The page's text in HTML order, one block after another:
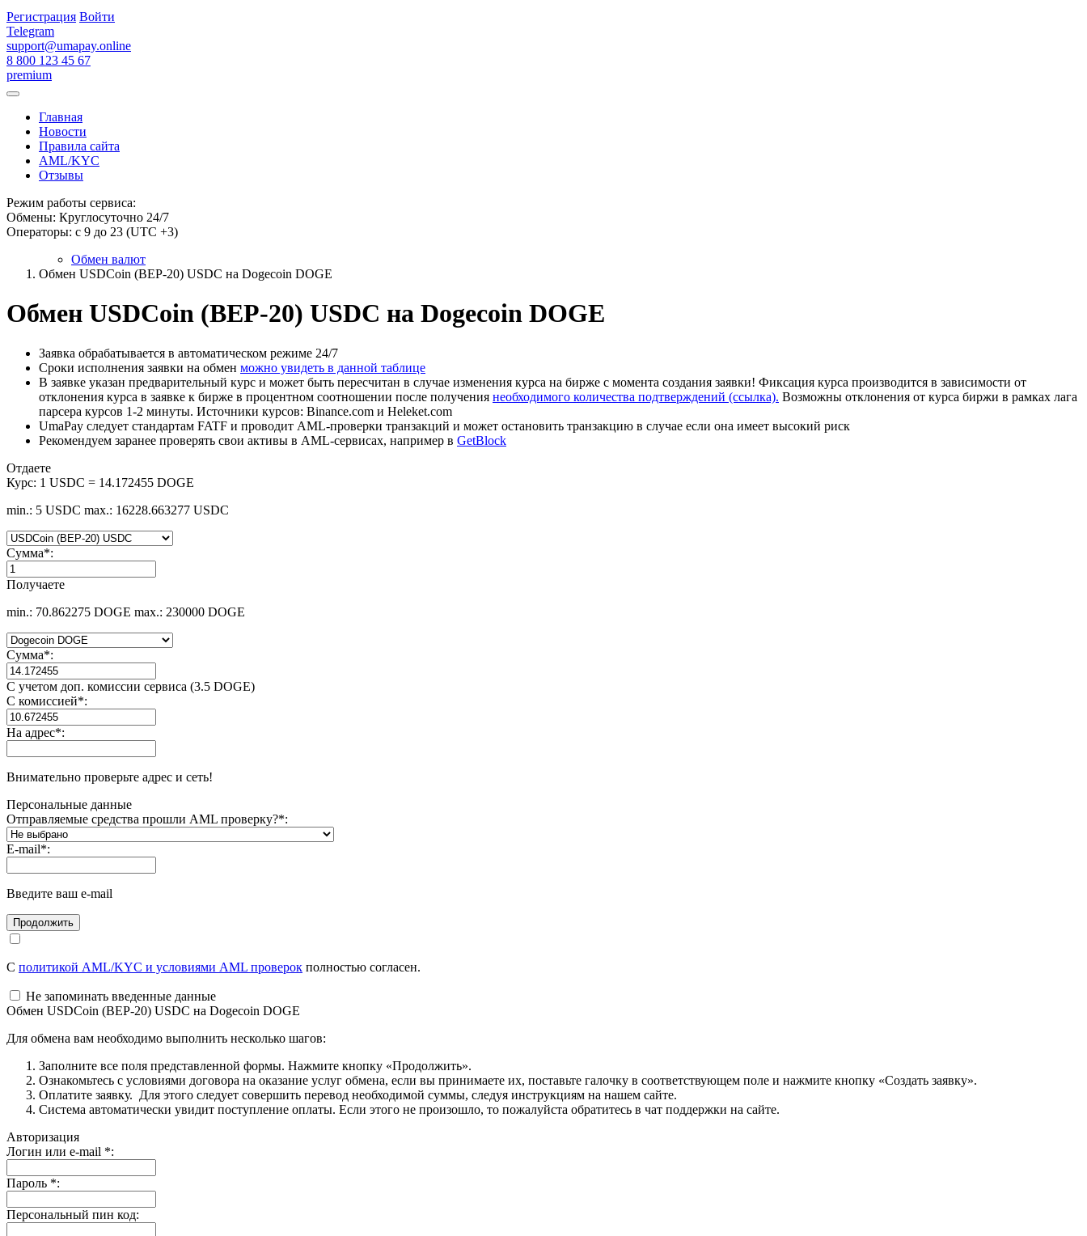
Регистрация Войти
Telegram
support@umapay.online
8 800 123 45 67
premium
Главная
Новости
Правила сайта
AML/KYC
Отзывы
Режим работы сервиса:
Обмены: Круглосуточно 24/7
Операторы: с 9 до 23 (UTC +3)
Обмен валют
Обмен USDCoin (BEP-20) USDC на Dogecoin DOGE
Обмен USDCoin (BEP-20) USDC на Dogecoin DOGE
Заявка обрабатывается в автоматическом режиме 24/7
Сроки исполнения заявки на обмен можно увидеть в данной таблице
В заявке указан предварительный курс и может быть пересчитан в случае изменения курса на бирже с момента создания заявки! Фиксация курса производится в зависимости от
отклонения курса в заявке к бирже в процентном соотношении после получения необходимого количества подтверждений (ссылка). Возможны отклонения от курса биржи в рамках лага
парсера курсов 1-2 минуты. Источники курсов: Binance.com и Heleket.com
UmaPay следует стандартам FATF и проводит AML-проверки транзакций и может остановить транзакцию в случае если она имеет высокий риск
Рекомендуем заранее проверять свои активы в AML-сервисах, например в GetBlock
Отдаете
Курс: 1 USDC = 14.172455 DOGE
min.: 5 USDC max.: 16228.663277 USDC
Сумма*:
Получаете
min.: 70.862275 DOGE max.: 230000 DOGE
Сумма*:
С учетом доп. комиссии сервиса (3.5 DOGE)
С комиссией*:
На адрес*:
Внимательно проверьте адрес и сеть!
Персональные данные
Отправляемые средства прошли AML проверку?*:
E-mail*:
Введите ваш e-mail
С политикой AML/KYC и условиями AML проверок полностью согласен.
Не запоминать введенные данные
Обмен USDCoin (BEP-20) USDC на Dogecoin DOGE
Для обмена вам необходимо выполнить несколько шагов:
Заполните все поля представленной формы. Нажмите кнопку «Продолжить».
Ознакомьтесь с условиями договора на оказание услуг обмена, если вы принимаете их, поставьте галочку в соответствующем поле и нажмите кнопку «Создать заявку».
Оплатите заявку. Для этого следует совершить перевод необходимой суммы, следуя инструкциям на нашем сайте.
Система автоматически увидит поступление оплаты. Если этого не произошло, то пожалуйста обратитесь в чат поддержки на сайте.
Авторизация
Логин или e-mail *:
Пароль *:
Персональный пин код: